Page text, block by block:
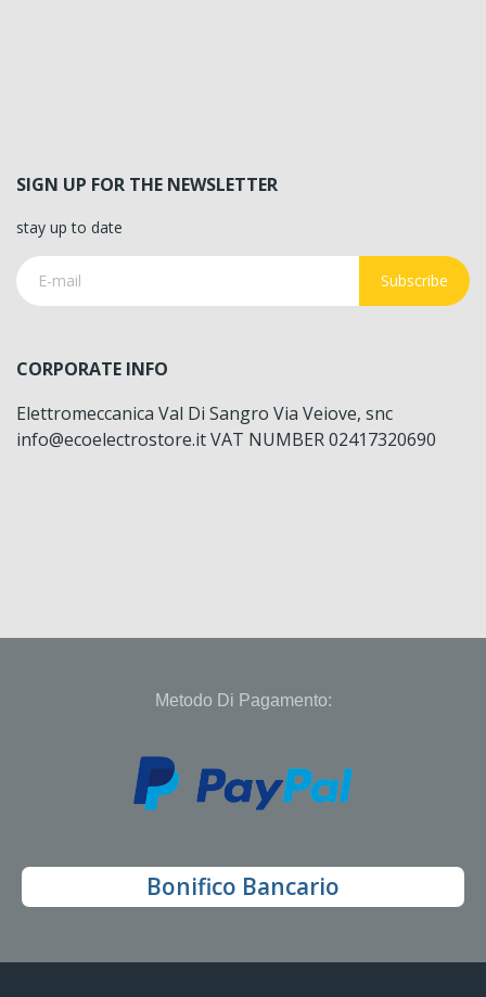
SIGN UP FOR THE NEWSLETTER
stay up to date
Subscribe
CORPORATE INFO
Elettromeccanica Val Di Sangro Via Veiove, snc
info@ecoelectrostore.it VAT NUMBER 02417320690
Metodo Di Pagamento:
Bonifico Bancario